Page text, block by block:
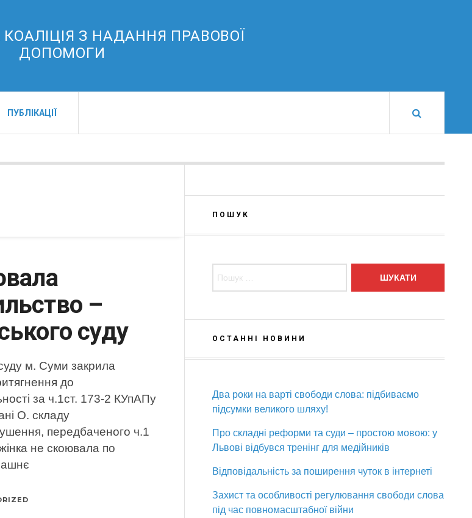
КОАЛІЦІЯ З НАДАННЯ ПРАВОВОЇ
ДОПОМОГИ
ПУБЛІКАЦІЇ
–
суду
м. Суми закрила
до
за ч.1ст. 173-2 КУпАПу
О. складу
передбаченого ч.1
не скоювала по
ПОШУК
ОСТАННІ НОВИНИ
Два роки на варті свободи слова: підбиваємо
підсумки великого шляху!
Про складні реформи та суди – простою мовою: у
Львові відбувся тренінг для медійників
Відповідальність за поширення чуток в інтернеті
Захист та особливості регулювання свободи слова
під час повномасштабної війни